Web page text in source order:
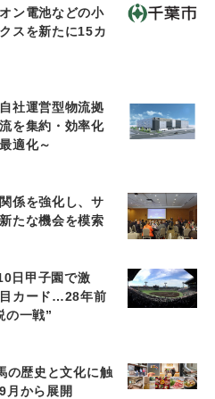
ン電池などの小
スを新たに15カ
社運営型物流拠
を集約・効率化
適化～
係を強化し、サ
たな機会を模索
日甲子園で激
カード…28年前
の一戦”
の歴史と文化に触
月から展開